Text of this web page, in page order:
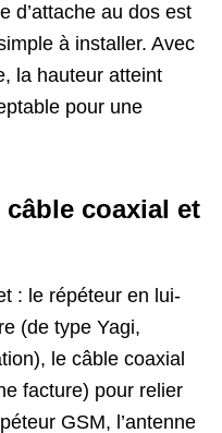
d’attache au dos est
à installer. Avec
la hauteur atteint
pour une
coaxial et
: le répéteur en lui-
(de type Yagi,
le câble coaxial
facture) pour relier
GSM, l’antenne